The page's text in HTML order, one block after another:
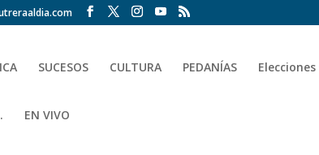
SUCESOS CULTURA PEDANÍAS
EN VIVO